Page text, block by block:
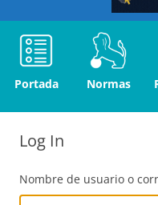
Portada Normas
Log In
Nombre de usuario o